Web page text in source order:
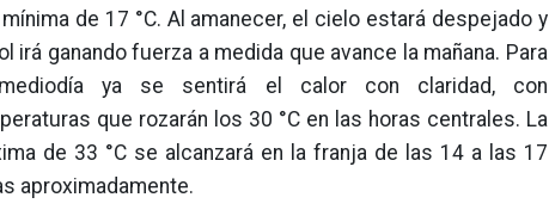
de 17 °C. Al amanecer, el cielo estará despejado y
irá ganando fuerza a medida que avance la mañana. Para
ya se sentirá el calor con claridad, con
que rozarán los 30 °C en las horas centrales. La
de 33 °C se alcanzará en la franja de las 14 a las 17
aproximadamente.